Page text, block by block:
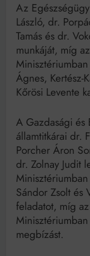
Az
László, dr.
Tamás és dr.
munkáját, míg
Ágnes, Kertész-
Kőrösi Levente
A Gazdasági és
államtitkárai dr.
Porcher Áron
dr. Zolnay Judit
Sándor Zsolt és
feladatot, míg
megbízást.